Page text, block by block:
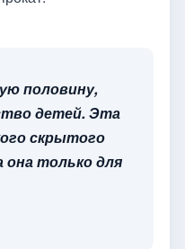
половину,
детей. Эта
скрытого
она только для